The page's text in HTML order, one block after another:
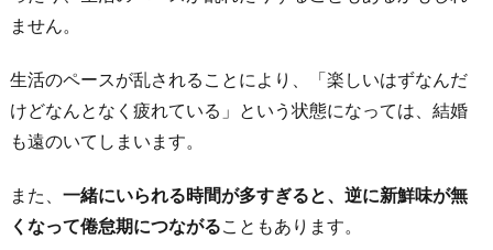
あ
る
3.
ご
親
に
ません。
生活のペースが乱されることにより、「楽しいはずなんだ
けどなんとなく疲れている」という状態になっては、結婚
も遠のいてしまいます。
また、 一緒にいられる時間が多すぎると、逆に新鮮味が無
くなって倦怠期につながることもあります。